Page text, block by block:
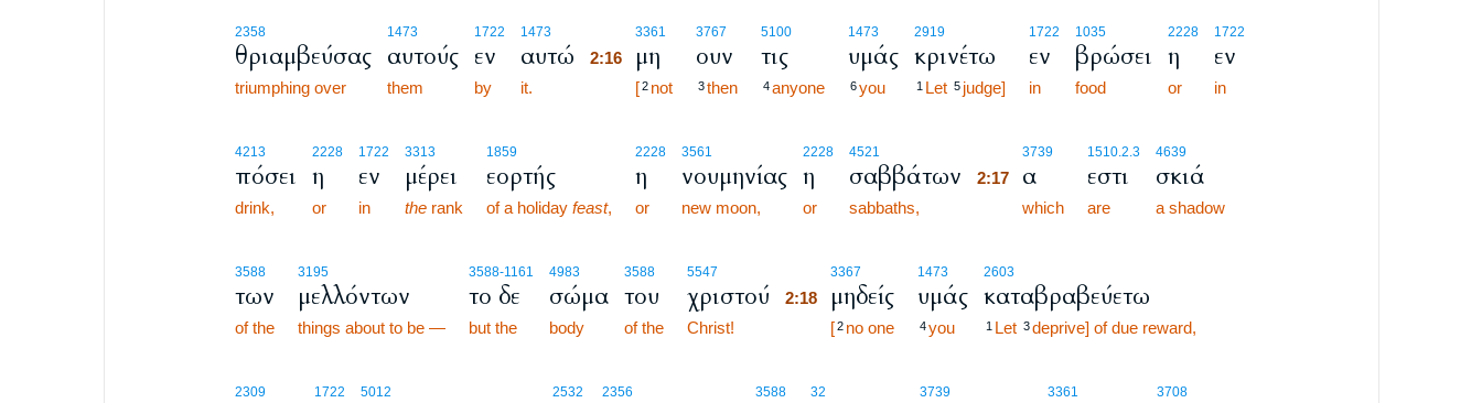
2358
θριαμβεύσας
triumphing over
1473
αυτούς
them
1722
εν
by
1473
αυτώ
it.
3361
2:16 μη
[ 2 not
3767
ουν
3 then
5100
τις
4 anyone
1473
υμάς
6 you
2919
κρινέτω
1 Let 5 judge]
1722
εν
in
1035
βρώσει
food
2228
η
or
1722
εν
in
4213
πόσει
drink,
2228
η
or
1722
εν
in
3313
μέρει
therank
1859
εορτής
of a holiday feast,
2228
η
or
3561
νουμηνίας
new moon,
2228
η
or
4521
σαββάτων
sabbaths,
3739
2:17 α
which
1510.2.3
εστι
are
4639
σκιά
a shadow
3588
των
of the
3195
μελλόντων
things about to be —
3588-1161
το δε
but the
4983
σώμα
body
3588
του
of the
5547
χριστού
Christ!
3367
2:18 μηδείς
[ 2 no one
1473
υμάς
4 you
2603
καταβραβεύετω
1 Let 3 deprive] of due reward,
2309 1722 5012 2532 2356 3588 32 3739 3361 3708